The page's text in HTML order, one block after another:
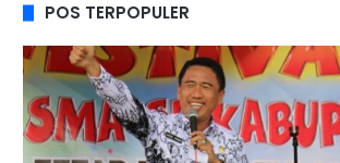
POS TERPOPULER